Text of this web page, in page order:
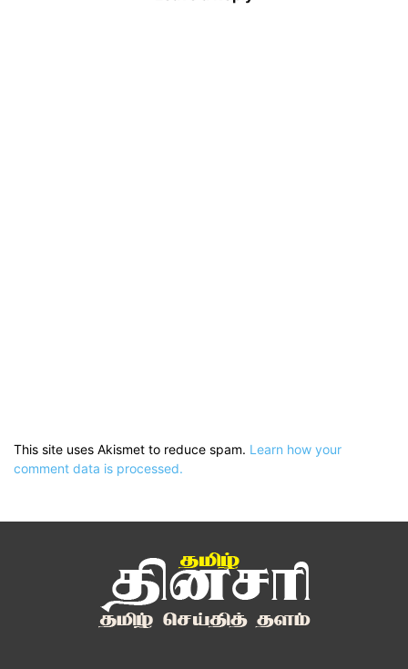
This site uses Akismet to reduce spam. Learn how your
comment data is processed.